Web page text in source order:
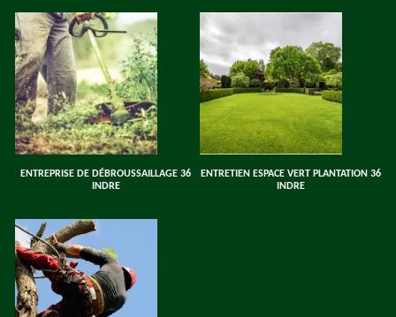
ENTREPRISE DE DÉBROUSSAILLAGE 36
INDRE
ENTRETIEN ESPACE VERT PLANTATION 36
INDRE